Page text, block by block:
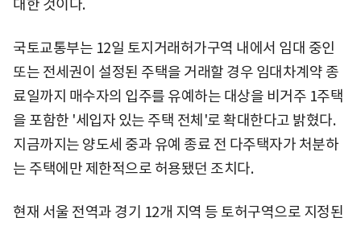
대한 것이다.
국토교통부는 12일 토지거래허가구역 내에서 임대 중인
또는 전세권이 설정된 주택을 거래할 경우 임대차계약 종
료일까지 매수자의 입주를 유예하는 대상을 비거주 1주택
을 포함한 '세입자 있는 주택 전체'로 확대한다고 밝혔다.
지금까지는 양도세 중과 유예 종료 전 다주택자가 처분하
는 주택에만 제한적으로 허용됐던 조치다.
현재 서울 전역과 경기 12개 지역 등 토허구역으로 지정된